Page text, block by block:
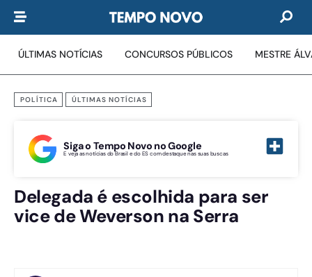
ÚLTIMAS NOTÍCIAS CONCURSOS PÚBLICOS MESTRE
POLÍTICA ÚLTIMAS NOTÍCIAS
Siga o Tempo Novo no Google
E veja as notícias do Brasil e do ES com destaque nas suas buscas
Delegada é escolhida para ser
vice de Weverson na Serra